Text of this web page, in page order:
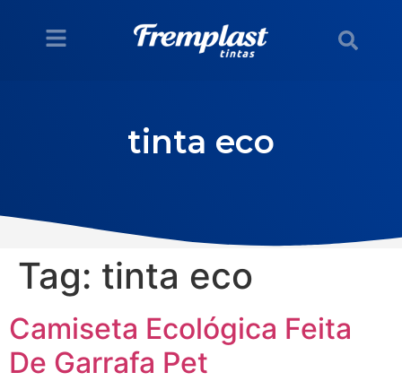
tinta eco
Tag: tinta eco
Camiseta Ecológica Feita
De Garrafa Pet